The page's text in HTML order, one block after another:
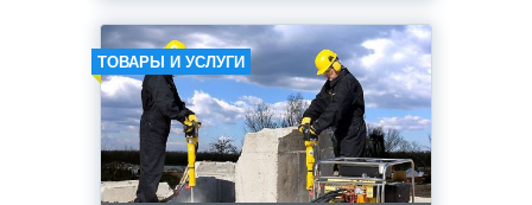
ТОВАРЫ И УСЛУГИ